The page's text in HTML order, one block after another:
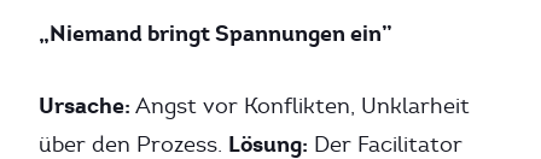
„Niemand bringt Spannungen ein”
Ursache: Angst vor Konflikten, Unklarheit
über den Prozess. Lösung: Der Facilitator